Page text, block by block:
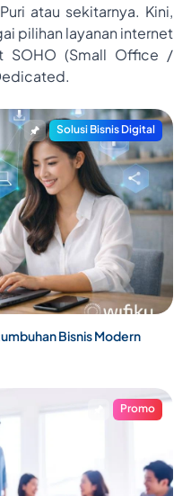
atau sekitarnya. Kini,
pilihan layanan internet
SOHO (Small Office /
Solusi Bisnis Digital
Bisnis Modern
Promo